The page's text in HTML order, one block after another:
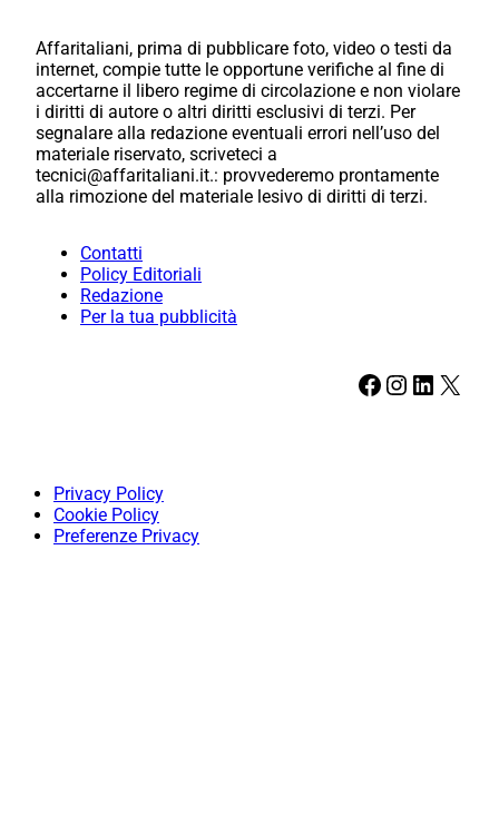
Affaritaliani, prima di pubblicare foto, video o testi da
internet, compie tutte le opportune verifiche al fine di
accertarne il libero regime di circolazione e non violare
i diritti di autore o altri diritti esclusivi di terzi. Per
segnalare alla redazione eventuali errori nell’uso del
materiale riservato, scriveteci a
tecnici@affaritaliani.it.: provvederemo prontamente
alla rimozione del materiale lesivo di diritti di terzi.
Contatti
Policy Editoriali
Redazione
Per la tua pubblicità
Facebook Instagram LinkedIn X
Privacy Policy
Cookie Policy
Preferenze Privacy